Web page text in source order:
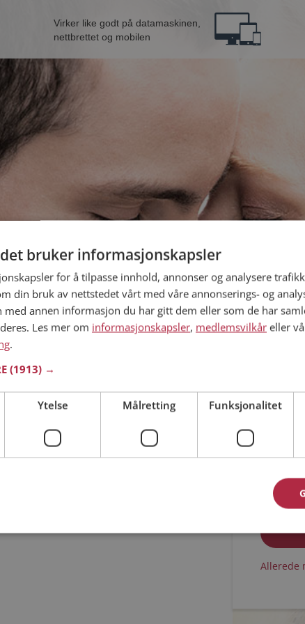
Virker like godt på datamaskinen,
nettbrettet og mobilen
Jeg er en:
Jeg
Jeg
Allerede
bruker informasjonskapsler
for å tilpasse innhold, annonser og analysere
din bruk av nettstedet vårt med våre annonserings- og
med annen informasjon du har gitt dem eller som de har
Les mer om informasjonskapsler, medlemsvilkår eller
.
(1913) →
Ytelse Målretting Funksjonalitet